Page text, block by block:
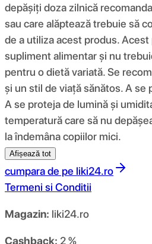
depășiți doza zilnică
sau care alăptează trebuie să
de a utiliza acest produs.
supliment alimentar și nu
pentru o dietă variată. Se
și un stil de viață sănătos. A
A se proteja de lumină și
temperatură care să nu
la îndemâna copiilor mici.
Afișează tot
cumpara de pe liki24.ro
Termeni si Conditii
Magazin: liki24.ro
Cashback: 2 %